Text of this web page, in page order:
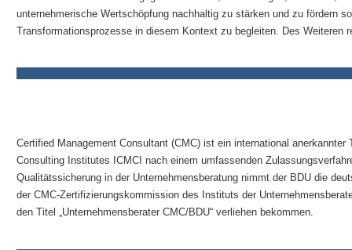
unternehmerische Wertschöpfung nachhaltig zu stärken und zu fördern
Transformationsprozesse in diesem Kontext zu begleiten. Des Weiteren
Certified Management Consultant (CMC) ist ein international
Consulting Institutes ICMCI nach einem umfassenden
Qualitätssicherung in der Unternehmensberatung nimmt der BDU die
der CMC-Zertifizierungskommission des Instituts der
den Titel „Unternehmensberater CMC/BDU“ verliehen bekommen.